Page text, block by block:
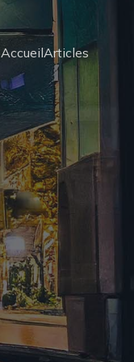
AccueilArticles